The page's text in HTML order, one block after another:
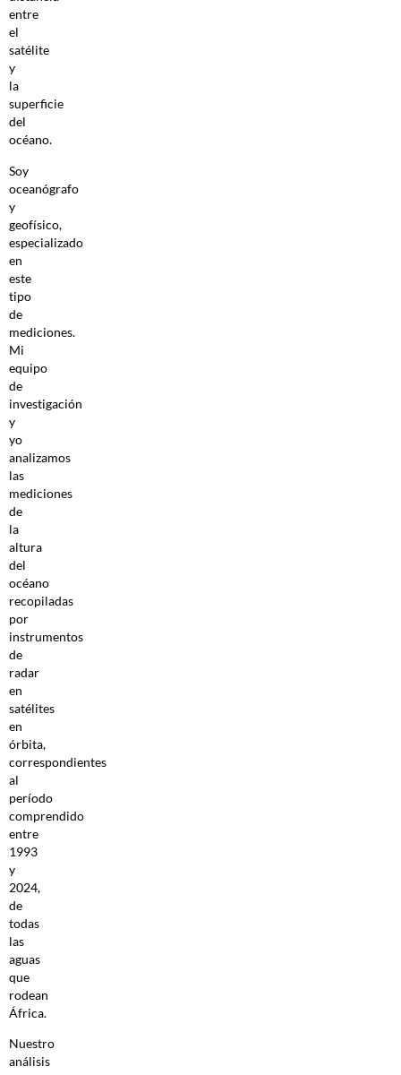
entre
el
satélite
y
la
superficie
del
océano.
Soy
oceanógrafo
y
geofísico,
especializado
en
este
tipo
de
mediciones.
Mi
equipo
de
investigación
y
yo
analizamos
las
mediciones
de
la
altura
del
océano
recopiladas
por
instrumentos
de
radar
en
satélites
en
órbita,
correspondientes
al
período
comprendido
entre
1993
y
2024,
de
todas
las
aguas
que
rodean
África.
Nuestro
análisis